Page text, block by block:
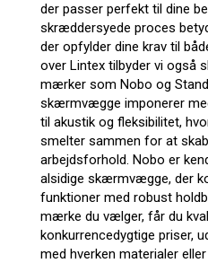
der passer perfekt til dine
skræddersyede proces
der opfylder dine krav til
over Lintex tilbyder vi
mærker som Nobo og
skærmvægge imponerer
til akustik og fleksibilitet,
smelter sammen for at
arbejdsforhold. Nobo er
alsidige skærmvægge, der
funktioner med robust
mærke du vælger, får du
konkurrencedygtige priser,
med hverken materialer